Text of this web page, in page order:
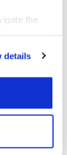
the
details
WHATSAPP